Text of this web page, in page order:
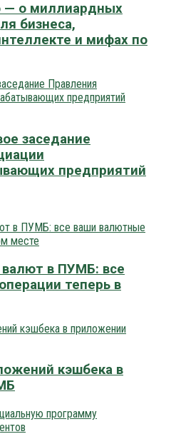
— о миллиардных
бизнеса,
и мифах по
заседание
предприятий
в ПУМБ: все
теперь в
кэшбека в